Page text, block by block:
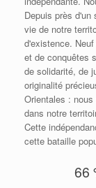
Depuis près d'un
vie de notre
d'existence.
et de conquêtes
de solidarité, de
originalité
Orientales :
dans notre
Cette
cette bataille
66